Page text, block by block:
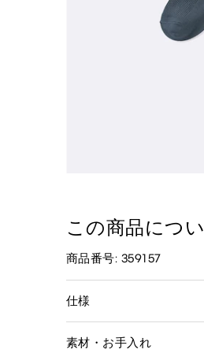
この商品につ
商品番号: 359157
仕様
素材・お手入れ